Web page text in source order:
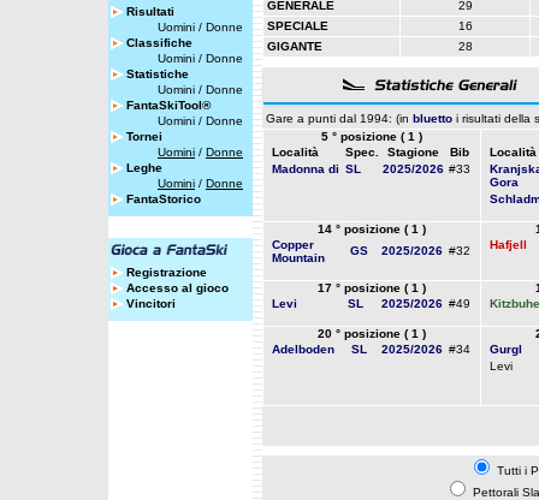
Risultati
Uomini / Donne
Classifiche
Uomini / Donne
Statistiche
Uomini / Donne
FantaSkiTool®
Uomini / Donne
Tornei
Uomini / Donne
Leghe
Uomini / Donne
FantaStorico
Registrazione
Accesso al gioco
Vincitori
GENERALE
29
SPECIALE
16
GIGANTE
28
Gare a punti dal 1994: (in bluetto i risultati della
5 ° posizione ( 1 )
Località
Spec. Stagione
Bib
Madonna di SL 2025/2026 #33
Località
Gora
14 ° posizione ( 1 )
Copper
Mountain
GS 2025/2026 #32
Hafjell
17 ° posizione ( 1 )
Levi
SL 2025/2026 #49
20 ° posizione ( 1 )
Adelboden
SL 2025/2026 #34
Gurgl
Levi
Tutti i
Pettorali